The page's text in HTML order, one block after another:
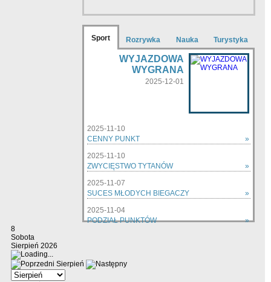
Sport Rozrywka Nauka Turystyka
WYJAZDOWA
WYGRANA
2025-12-01
2025-11-10
CENNY PUNKT
»
2025-11-10
ZWYCIĘSTWO TYTANÓW
»
2025-11-07
SUCES MŁODYCH BIEGACZY
»
2025-11-04
PODZIAŁ PUNKTÓW
»
8
Sobota
Sierpień 2026
Sierpień